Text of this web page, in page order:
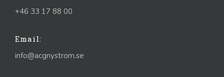
+46 33 17 88 00
Email:
info@acgnystrom.se